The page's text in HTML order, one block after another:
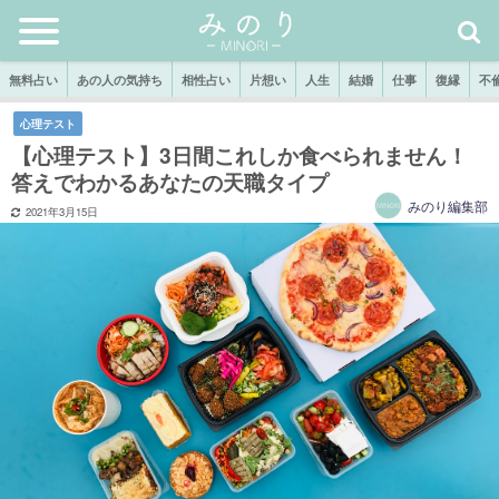
無料占い あの人の気持ち 相性占い 片想い 人生 結婚 仕事 復縁 不
心理テスト
【心理テスト】3日間これしか食べられません！
答えでわかるあなたの天職タイプ
2021年3月15日 みのり編集部